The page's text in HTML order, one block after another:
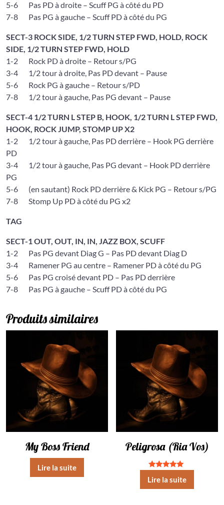
5-6 Pas PD à droite – Scuff PG à côté du PD
7-8 Pas PG à gauche – Scuff PD à côté du PG
SECT-3 ROCK SIDE, 1/2 TURN STEP FWD, HOLD, ROCK
SIDE, 1/2 TURN STEP FWD, HOLD
1-2 Rock PD à droite – Retour s/PG
3-4 1/2 tour à droite, Pas PD devant – Pause
5-6 Rock PG à gauche – Retour s/PD
7-8 1/2 tour à gauche, Pas PG devant – Pause
SECT-4 1/2 TURN L STEP B, HOOK, 1/2 TURN L STEP FWD,
HOOK, ROCK JUMP, STOMP UP X2
1-2 1/2 tour à gauche, Pas PD derrière – Hook PG derrière
PD
3-4 1/2 tour à gauche, Pas PG devant – Hook PD derrière
PG
5-6 (en sautant) Rock PD derrière & Kick PG – Retour s/PG
7-8 Stomp Up PD à côté du PG x2
TAG
SECT-1 OUT, OUT, IN, IN, JAZZ BOX, SCUFF
1-2 Pas PG devant Diag G – Pas PD devant Diag D
3-4 Ramener PG au centre – Ramener PD à côté du PG
5-6 Pas PG croisé devant PD – Pas PD derrière
7-8 Pas PG à gauche – Scuff PD à côté du PG
Produits similaires
My Boss Friend
Lire la suite
Peligrosa (Ria Vos)
5.00
Lire la suite